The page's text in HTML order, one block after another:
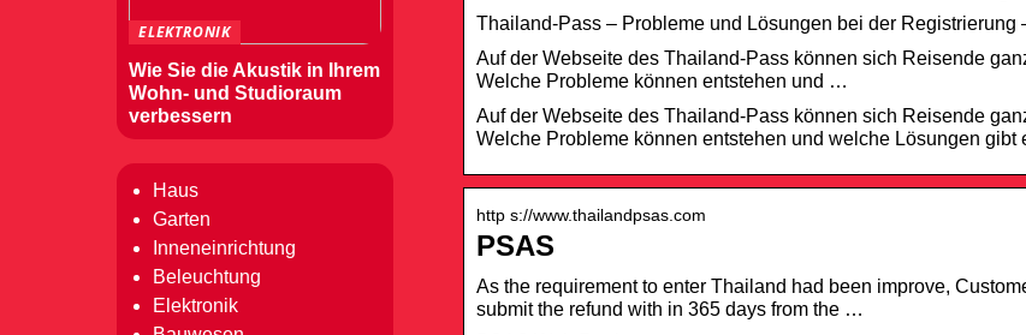
Thailand-Pass – Probleme und Lösungen bei der Registrierung
Auf der Webseite des Thailand-Pass können sich Reisende
Welche Probleme können entstehen und …
Auf der Webseite des Thailand-Pass können sich Reisende
Welche Probleme können entstehen und welche Lösungen gibt
http s://www.thailandpsas.com
PSAS
As the requirement to enter Thailand had been improve,
submit the refund with in 365 days from the …
ELEKTRONIK
Wie Sie die Akustik in Ihrem
Wohn- und Studioraum
verbessern
Haus
Garten
Inneneinrichtung
Beleuchtung
Elektronik